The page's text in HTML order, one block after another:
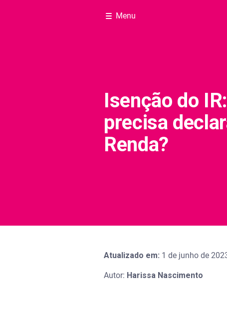
Menu
Isenção do
precisa
Renda?
Atualizado em: 1 de junho de
Autor: Harissa Nascimento